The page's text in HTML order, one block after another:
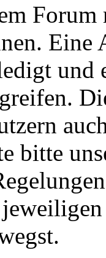
und
bitte